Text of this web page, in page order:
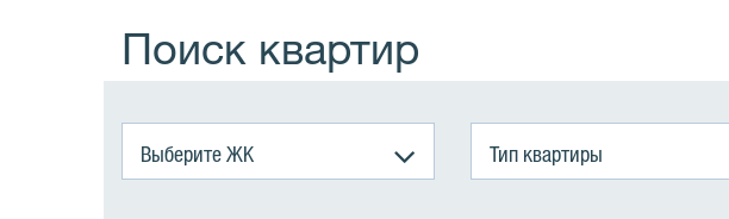
Поиск квартир
Выберите ЖК Тип квартиры